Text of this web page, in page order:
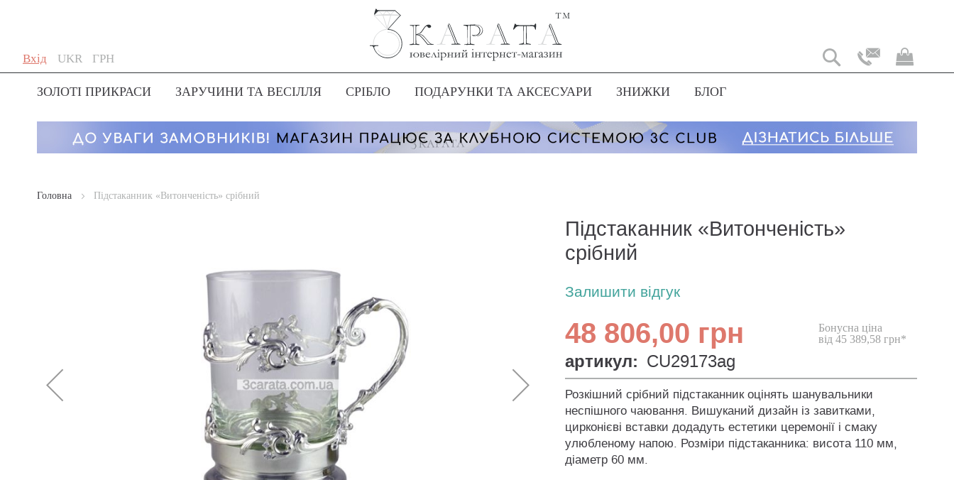
Вхід
Skip
to
Content
Мова
UKR
Мій
Валюта
ГРН
ЗОЛОТІ ПРИКРАСИ ЗАРУЧИНИ ТА ВЕСІЛЛЯ СРІБЛО ПОДАРУНКИ ТА АКСЕСУАРИ ЗНИЖКИ БЛОГ
Головна Підстаканник «Витонченість» срібний
Підстаканник «Витонченість»
срібний
Залишити відгук
48 806,00 грн
Бонусна ціна
від 45 389,58 грн*
артикул: CU29173ag
Розкішний срібний підстаканник оцінять шанувальники
неспішного чаювання. Вишуканий дизайн із завитками,
цирконієві вставки додадуть естетики церемонії і смаку
улюбленому напою. Розміри підстаканника: висота 110 мм,
діаметр 60 мм.